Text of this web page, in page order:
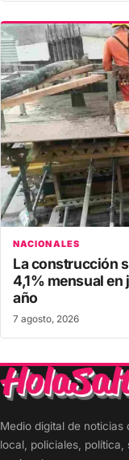
NACIONALES
La construcción
4,1% mensual en
año
7 agosto, 2026
Medio digital de
local, policiales, política,